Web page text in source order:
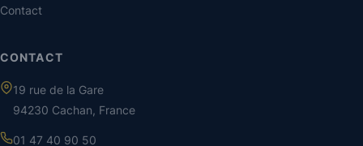
Contact
CONTACT
19 rue de la Gare
94230 Cachan, France
01 47 40 90 50